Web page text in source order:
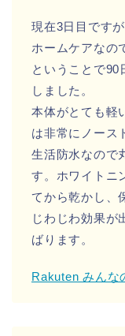
現在3日目です
ホームケアなの
ということで90
しました。
本体がとても軽
は非常にノース
生活防水なので
す。ホワイトニ
てから乾かし、
じわじわ効果が
ばります。
Rakuten みんな